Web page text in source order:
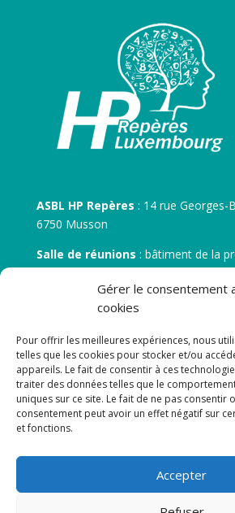
Gérer le consentement
cookies
Pour offrir les meilleures expériences, nous
telles que les cookies pour stocker et/ou
appareils. Le fait de consentir à ces
traiter des données telles que le
uniques sur ce site. Le fait de ne pas consentir
consentement peut avoir un effet négatif sur
et fonctions.
Accepter
ASBL HP Repères : 14 rue Georges-
6750 Musson
Salle de réunions : bâtiment de la
30 rue Zénobe Gramme – 6700 Arlon
N° d’entreprise :BE 0506.746.707
N° de compte IBAN
: BE 05 7512
Newsletter
Adresse de courrier électronique: